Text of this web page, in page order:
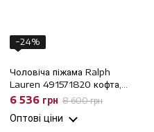
−24%
Чоловіча піжама Ralph
Lauren 491571820 кофта,
штани, L
6 536 грн 8 600 грн
Оптові ціни